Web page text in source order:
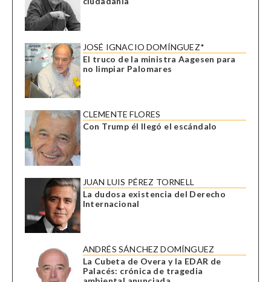
JOSÉ IGNACIO DOMÍNGUEZ*
El truco de la ministra Aagesen para
no limpiar Palomares
CLEMENTE FLORES
Con Trump él llegó el escándalo
JUAN LUIS PÉREZ TORNELL
La dudosa existencia del Derecho
Internacional
ANDRÉS SÁNCHEZ DOMÍNGUEZ
La Cubeta de Overa y la EDAR de
Palacés: crónica de tragedia